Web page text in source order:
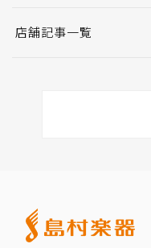
店舗記事一覧